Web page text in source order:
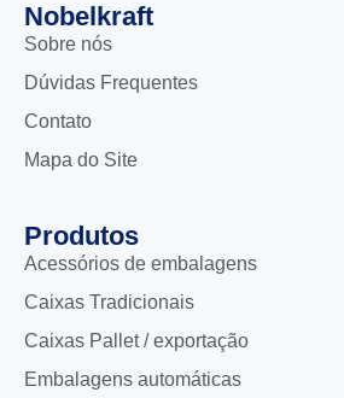
Nobelkraft
Sobre nós
Dúvidas Frequentes
Contato
Mapa do Site
Produtos
Acessórios de embalagens
Caixas Tradicionais
Caixas Pallet / exportação
Embalagens automáticas